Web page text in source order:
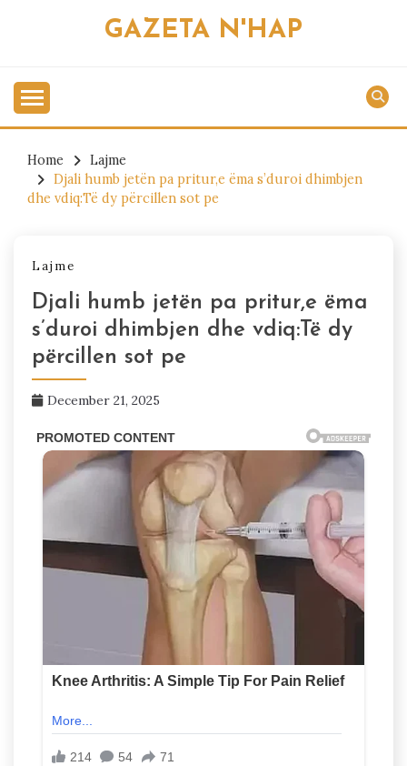
GAZETA N'HAP
Home
Lajme
Djali humb jetën pa pritur,e ëma s’duroi dhimbjen
dhe vdiq:Të dy përcillen sot pe
Lajme
Djali humb jetën pa pritur,e ëma
s’duroi dhimbjen dhe vdiq:Të dy
përcillen sot pe
December 21, 2025